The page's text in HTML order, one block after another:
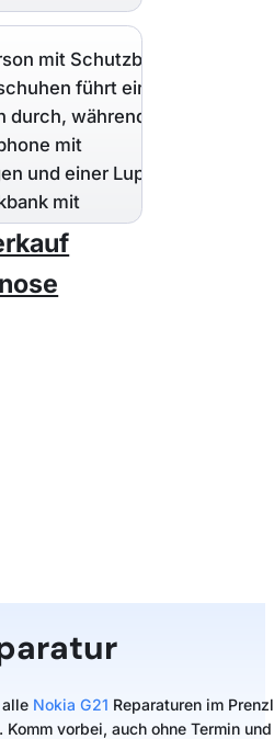
Nokia G21 Reparaturen im
vorbei, auch ohne Termin